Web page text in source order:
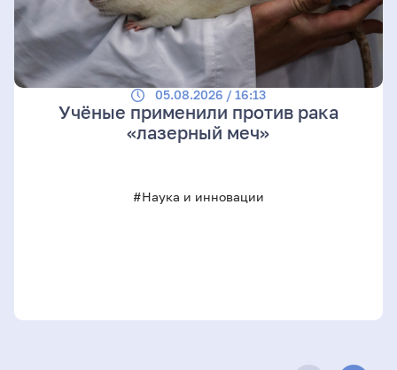
05.08.2026 / 16:13
Учёные применили против рака
«лазерный меч»
#Наука и инновации